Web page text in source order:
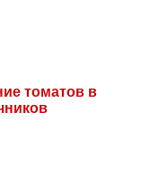
томатов в